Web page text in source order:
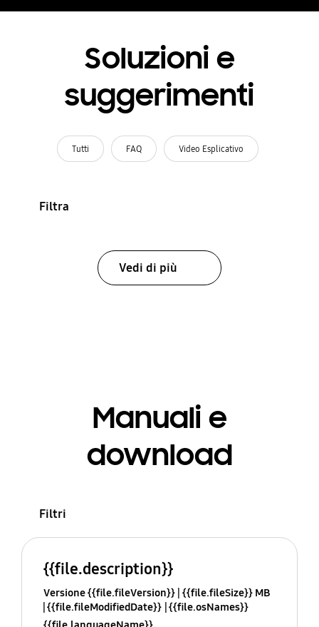
Soluzioni e
suggerimenti
Tutti FAQ Video Esplicativo
Filtra
Vedi di più
Manuali e
download
Filtri
{{file.description}}
Versione {{file.fileVersion}} {{file.fileSize}} MB
{{file.fileModifiedDate}} {{file.osNames}}